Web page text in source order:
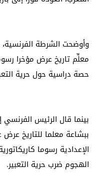
وأوضحت الشرطة
معلِّم تاريخ عرض مؤخرا
حصة دراسية حول حرية
بينما قال الرئيس الفرنسي
ببشاعة معلما للتاريخ
الإعدادية رسوما
الهجوم ضرب حرية التعبير.